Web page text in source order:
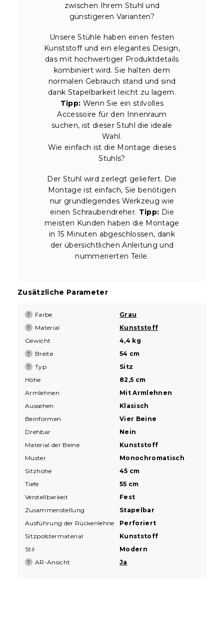
zwischen Ihrem Stuhl und
günstigeren Varianten?
Unsere Stühle haben einen festen
Kunststoff und ein elegantes Design,
das mit hochwertiger Produktdetails
kombiniert wird. Sie halten dem
normalen Gebrauch stand und sind
dank Stapelbarkeit leicht zu lagern.
Tipp: Wenn Sie ein stilvolles
Accessoire für den Innenraum
suchen, ist dieser Stuhl die ideale
Wahl.
Wie einfach ist die Montage dieses
Stuhls?
Der Stuhl wird zerlegt geliefert. Die
Montage ist einfach, Sie benötigen
nur grundlegendes Werkzeug wie
einen Schraubendreher. Tipp: Die
meisten Kunden haben die Montage
in 15 Minuten abgeschlossen, dank
der übersichtlichen Anleitung und
nummerierten Teile.
Zusätzliche Parameter
? Farbe Grau
? Material
Kunststoff
Gewicht
4,4 kg
? Breite 54 cm
? Typ
Sitz
Höhe
82,5 cm
Armlehnen
Mit Armlehnen
Aussehen
Klasisch
Beinformen
Vier Beine
Drehbar
Nein
Material der Beine
Kunststoff
Muster
Monochromatisch
Sitzhöhe
45 cm
Tiefe
55 cm
Verstellbarkeit
Fest
Zusammenstellung
Stapelbar
Ausführung der Rückenlehne
Perforiert
Sitzpolstermaterial
Kunststoff
Stil
Modern
? AR-Ansicht Ja